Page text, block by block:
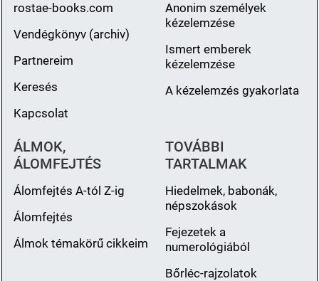
rostae-books.com
Vendégkönyv (archiv)
Partnereim
Keresés
Kapcsolat
Anonim személyek
kézelemzése
Ismert emberek
kézelemzése
A kézelemzés gyakorlata
ÁLMOK,
ÁLOMFEJTÉS
Álomfejtés A-tól Z-ig
Álomfejtés
Álmok témakörű cikkeim
TOVÁBBI
TARTALMAK
Hiedelmek, babonák,
népszokások
Fejezetek a
numerológiából
Bőrléc-rajzolatok